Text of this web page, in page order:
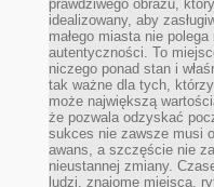
prawdziwego obrazu,
idealizowany, aby
małego miasta nie
autentyczności. To
niczego ponad stan i
tak ważne dla tych,
może największą
że pozwala odzyskać
sukces nie zawsze musi
awans, a szczęście nie
nieustannej zmiany.
ludzi, znajome miejsca,